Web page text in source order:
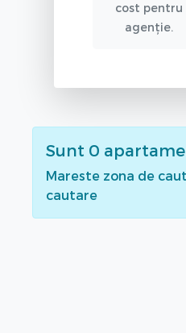
cost pentru
agenție.
Sunt 0
Mareste zona de
cautare